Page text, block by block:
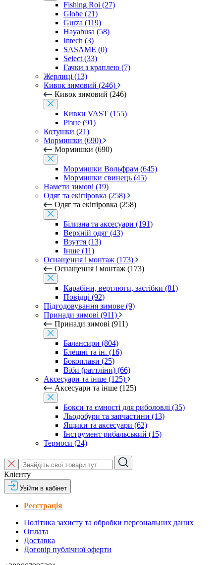
Fishing Roi (27)
Globe (21)
Gurza (119)
Hayabusa (58)
Intech (3)
SASAME (0)
Select (33)
Гачки з краплею (7)
Жерлиці (13)
Кивок зимовий (246)
Кивок зимовий (246)
Кивки VAST (155)
Різне (91)
Котушки (21)
Мормишки (690)
Мормишки (690)
Мормишки Вольфрам (645)
Мормишки свинець (45)
Намети зимові (19)
Одяг та екіпіровка (258)
Одяг та екіпіровка (258)
Білизна та аксесуари (191)
Верхній одяг (43)
Взуття (13)
Інше (11)
Оснащення і монтаж (173)
Оснащення і монтаж (173)
Карабіни, вертлюги, застібки (81)
Повідці (92)
Підгодовування зимове (9)
Принади зимові (911)
Принади зимові (911)
Балансири (804)
Блешні та ін. (16)
Бокоплави (25)
Віби (раттліни) (66)
Аксесуари та інше (125)
Аксесуари та інше (125)
Бокси та ємності для риболовлі (35)
Льодобури та запчастини (13)
Ящики та аксесуари (62)
Інструмент рибальський (15)
Термоси (24)
Клієнту
Увійти в кабінет
Реєстрація
Політика захисту та обробки персональних даних
Оплата
Доставка
Договір публічної оферти